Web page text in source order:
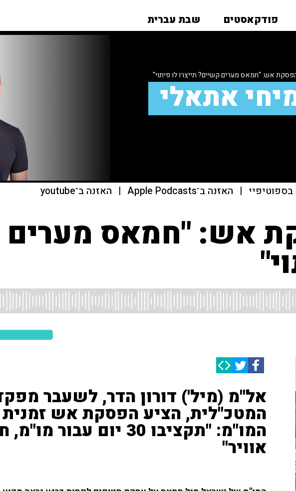
פודקאסטים שבת עברית
אש: "חמאס מערים קשיים? תייצרו לו פיתוי"
אתאלי
| האזנה ב־Apple Podcasts | האזנה ב־youtube
אש: "חמאס מערים
אל"מ (מיל') דורון הדר, לשעבר
המטכ"לית, הציע הפסקת אש זמנית
המו"מ: "תקציבו 30 יום
אוויר"